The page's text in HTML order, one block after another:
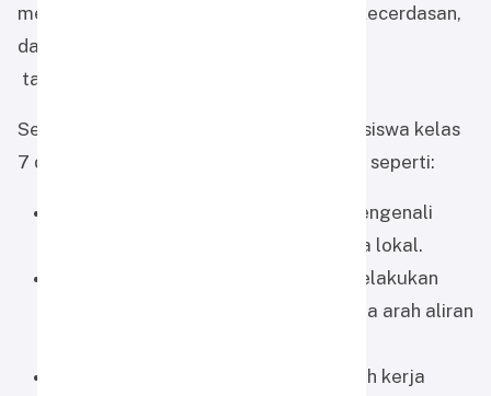
menghadapi kehidupan dengan akhlak, kecerdasan,
dan ketangguhan,”
tambahnya.
Selama tiga hari kegiatan berlangsung, siswa kelas
7 dan 8 mengikuti berbagai sesi menarik seperti:
mengenali
jenis tumbuhan, lumut, dan serangga lokal.
melakukan
pengamatan suhu, kelembapan, serta arah aliran
melatih kerja